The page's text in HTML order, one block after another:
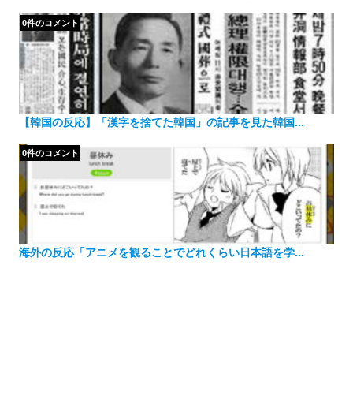
【韓国の反応】「漢字を捨てた韓国」の記事を見た韓国...
0件のコメント
海外の反応「アニメを観ることでどれくらい日本語を学...
0件のコメント